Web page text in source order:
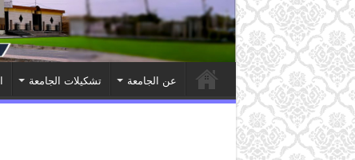
عن الجامعة تشكيلات الجامعة